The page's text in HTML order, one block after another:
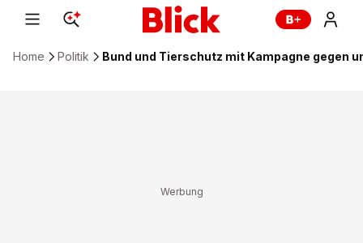
Home Politik Bund und Tierschutz mit Kampagne gegen